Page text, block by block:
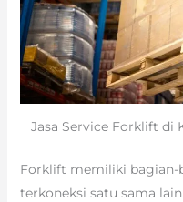
Jasa Service Forklift di
Forklift memiliki bagian-
terkoneksi satu sama